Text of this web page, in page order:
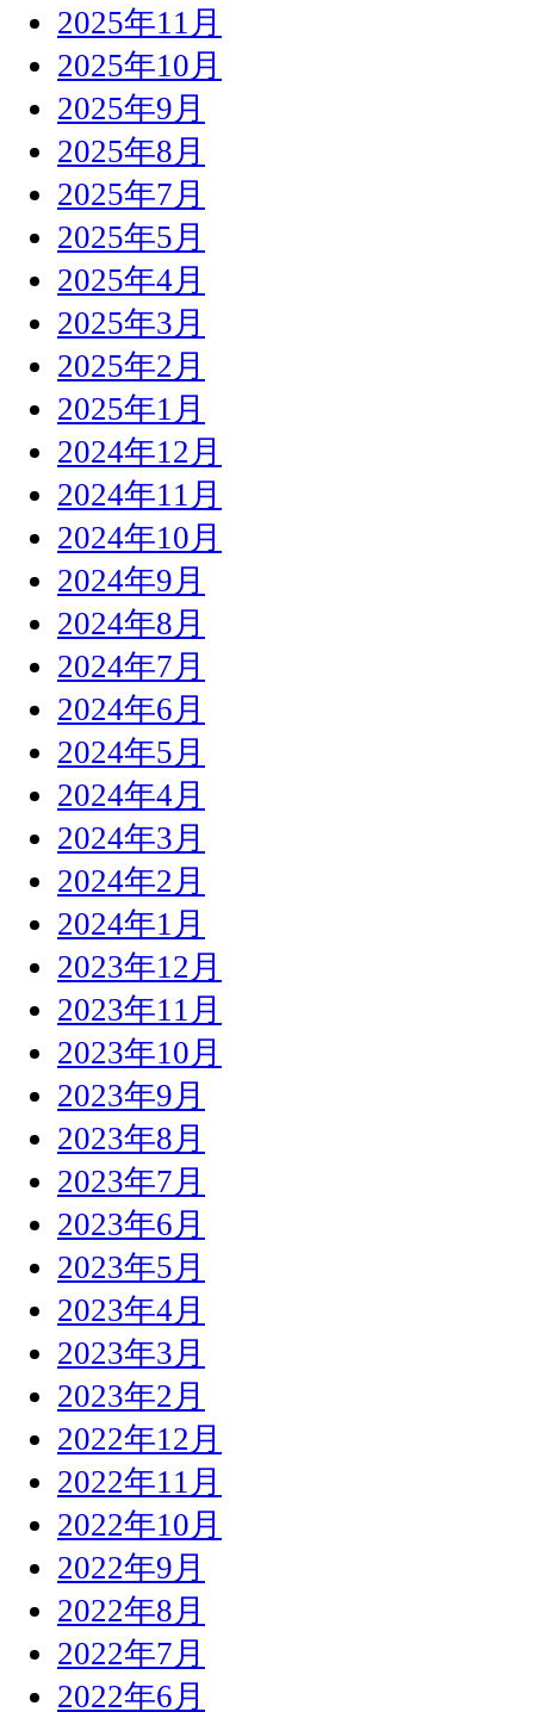
2025年11月
2025年10月
2025年9月
2025年8月
2025年7月
2025年5月
2025年4月
2025年3月
2025年2月
2025年1月
2024年12月
2024年11月
2024年10月
2024年9月
2024年8月
2024年7月
2024年6月
2024年5月
2024年4月
2024年3月
2024年2月
2024年1月
2023年12月
2023年11月
2023年10月
2023年9月
2023年8月
2023年7月
2023年6月
2023年5月
2023年4月
2023年3月
2023年2月
2022年12月
2022年11月
2022年10月
2022年9月
2022年8月
2022年7月
2022年6月